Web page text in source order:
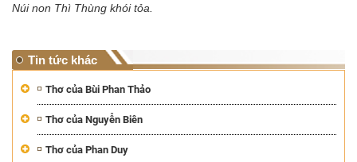
Núi non Thì Thùng khói tỏa.
Tin tức khác
Thơ của Bùi Phan Thảo
Thơ của Nguyễn Biên
Thơ của Phan Duy